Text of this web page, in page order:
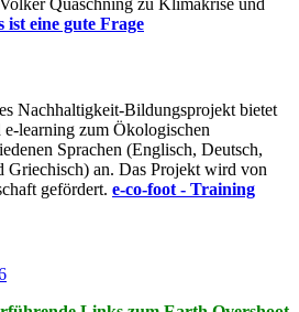
Quaschning zu Klimakrise und
ist eine gute Frage
Nachhaltigkeit-Bildungsprojekt bietet
learning zum Ökologischen
Sprachen (Englisch, Deutsch,
Griechisch) an. Das Projekt wird von
gefördert. e-co-foot - Training